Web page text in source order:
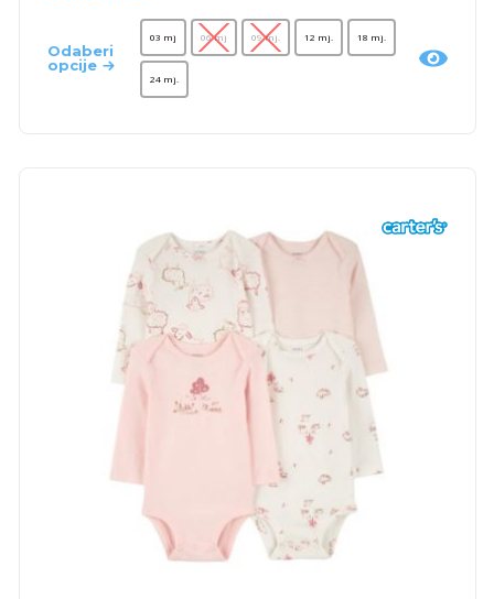
Odaberi
opcije
03 mj 06 mj 09 mj. 12 mj. 18 mj.
24 mj.